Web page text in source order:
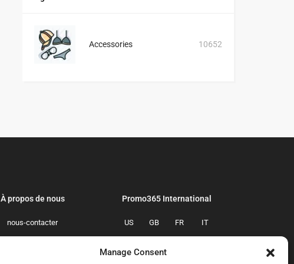
Manage Consent
Accessories 10652
À propos de nous
nous-contacter
Promo365 International
US GB FR IT